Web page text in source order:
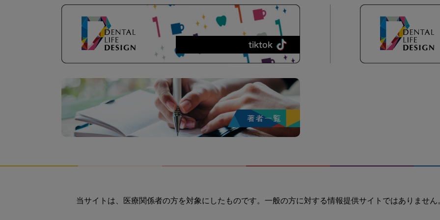
当サイトは、医療関係者の方を対象にしたものです。一般の方に対する情報提供サイトではありません